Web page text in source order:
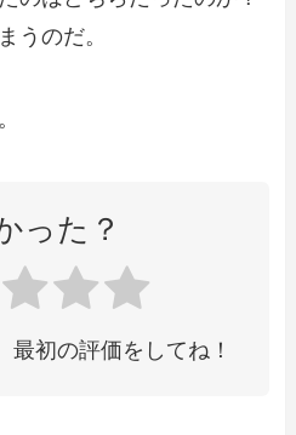
うのだ。
った？
最初の評価をしてね！